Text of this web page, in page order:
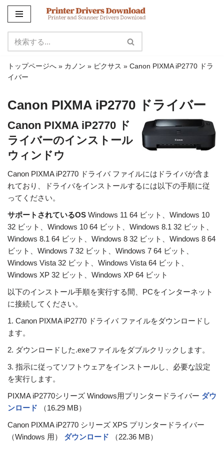
ン
テ
ン
ツ
ス
キ
ッ
プ
トップページへ » カノン » ピクサス » Canon PIXMA iP2770 ドラ
イバー
Canon PIXMA iP2770 ドライバー
Canon PIXMA iP2770 ド
ライバーのインストール
ウィンドウ
Canon PIXMA iP2770 ドライバ ファイルにはドライバが含ま
れており、ドライバをインストールするには以下の手順に従
ってください。
サポートされているOS Windows 11 64 ビット、Windows 10
32 ビット、Windows 10 64 ビット、Windows 8.1 32 ビット、
Windows 8.1 64 ビット、Windows 8 32 ビット、Windows 8 64
ビット、Windows 7 32 ビット、Windows 7 64 ビット、
Windows Vista 32 ビット、Windows Vista 64 ビット、
Windows XP 32 ビット、Windows XP 64 ビット
以下のインストール手順を実行する間、PCをインターネット
に接続してください。
1. Canon PIXMA iP2770 ドライバ ファイルをダウンロードし
ます。
2. ダウンロードした.exeファイルをダブルクリックします。
3. 指示に従ってソフトウェアをインストールし、必要な設定
を実行します。
PIXMA iP2770シリーズ Windows用プリンタードライバー ダウ
ンロード
（16.29 MB）
Canon PIXMA iP2770 シリーズ XPS プリンタードライバー
（Windows 用） ダウンロード
（22.36 MB）